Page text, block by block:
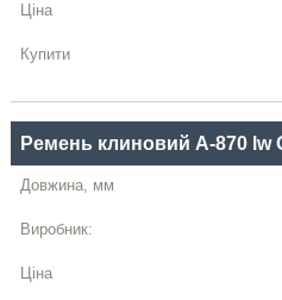
Ремень клиновий A-870 lw